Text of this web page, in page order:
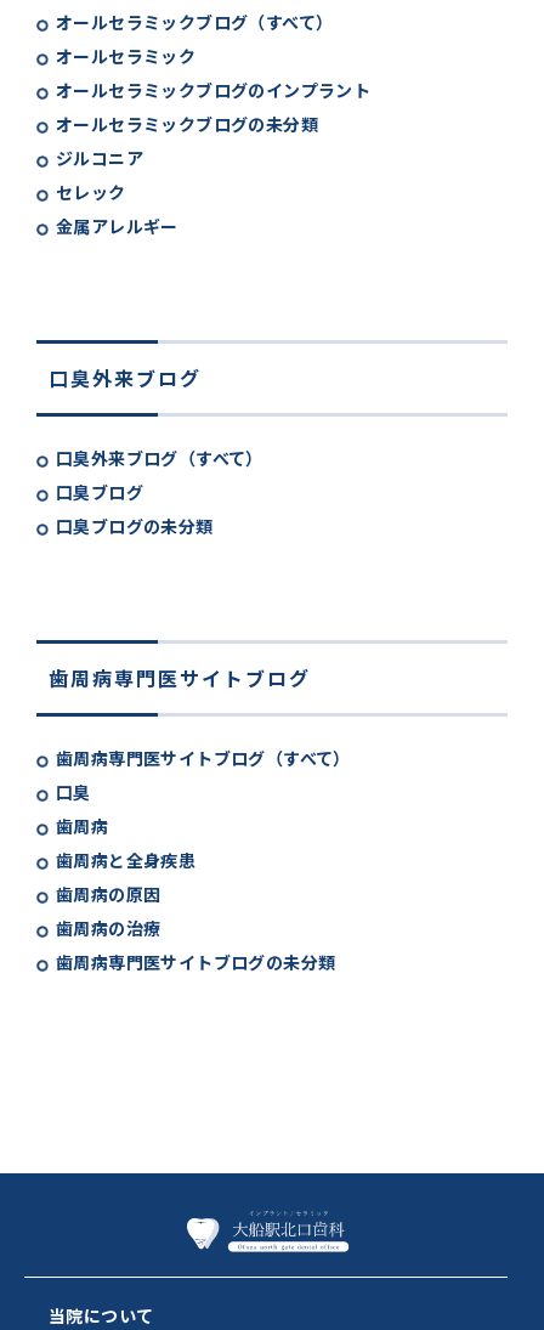
オールセラミックブログ（すべて）
オールセラミック
オールセラミックブログのインプラント
オールセラミックブログの未分類
ジルコニア
セレック
金属アレルギー
口臭外来ブログ
口臭外来ブログ（すべて）
口臭ブログ
口臭ブログの未分類
歯周病専門医サイトブログ
歯周病専門医サイトブログ（すべて）
口臭
歯周病
歯周病と全身疾患
歯周病の原因
歯周病の治療
歯周病専門医サイトブログの未分類
当院について